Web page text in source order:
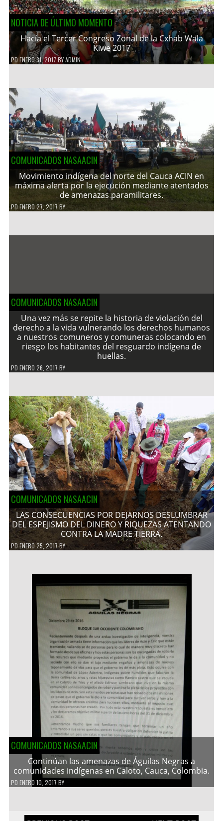
NOTICIA DE ÚLTIMO MOMENTO
Hacía el Tercer Congreso Zonal de la Cxhab Wala
Kiwe 2017
PDENERO 31, 2017 BYADMIN
COMUNICADOS NASAACIN
Movimiento indígena del norte del Cauca ACIN en
máxima alerta por la ejecución mediante atentados
de amenazas paramilitares.
PDENERO 27, 2017 BY
COMUNICADOS NASAACIN
Una vez más se repite la historia de violación del
derecho a la vida vulnerando los derechos humanos
a nuestros comuneros y comuneras colocando en
riesgo los habitantes del resguardo indígena de
huellas.
PD ENERO 26, 2017 BY
COMUNICADOS NASAACIN
LAS CONSECUENCIAS POR DEJARNOS DESLUMBRAR
DEL ESPEJISMO DEL DINERO Y RIQUEZAS ATENTANDO
CONTRA LA MADRE TIERRA.
PDENERO 25, 2017BY
COMUNICADOS NASAACIN
Continúan las amenazas de Águilas Negras a
comunidades indígenas en Caloto, Cauca, Colombia.
PD ENERO 10, 2017 BY